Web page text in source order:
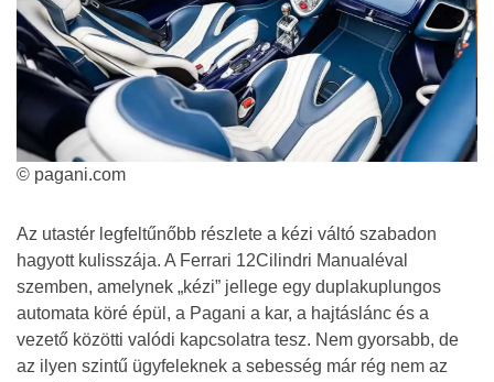
© pagani.com
Az utastér legfeltűnőbb részlete a kézi váltó szabadon
hagyott kulisszája. A Ferrari 12Cilindri Manualéval
szemben, amelynek „kézi” jellege egy duplakuplungos
automata köré épül, a Pagani a kar, a hajtáslánc és a
vezető közötti valódi kapcsolatra tesz. Nem gyorsabb, de
az ilyen szintű ügyfeleknek a sebesség már rég nem az